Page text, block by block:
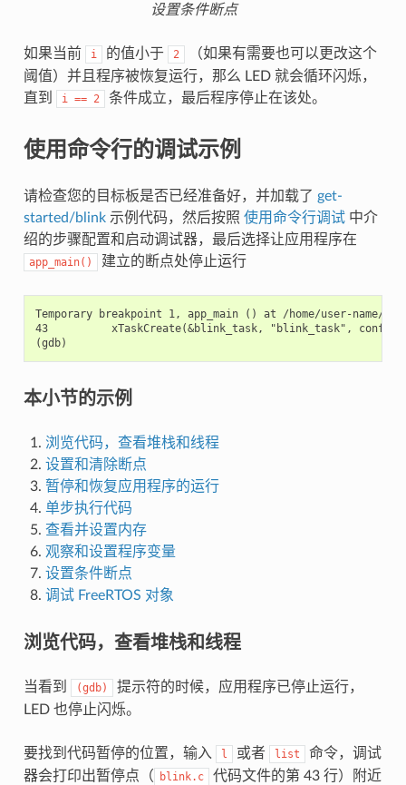
设置条件断点
如果当前 i 的值小于 2
（如果有需要也可以更改这个
阈值）并且程序被恢复运行，那么 LED 就会循环闪烁，
直到
i == 2 条件成立，最后程序停止在该处。
使用命令行的调试示例
请检查您的目标板是否已经准备好，并加载了 get-
started/blink示例代码，然后按照 使用命令行调试中介
绍的步骤配置和启动调试器，最后选择让应用程序在
app_main() 建立的断点处停止运行
Temporary breakpoint 1, app_main () at /home/user-name/
43          xTaskCreate(&blink_task, "blink_task",
本小节的示例
浏览代码，查看堆栈和线程
设置和清除断点
暂停和恢复应用程序的运行
单步执行代码
查看并设置内存
观察和设置程序变量
设置条件断点
调试 FreeRTOS 对象
浏览代码，查看堆栈和线程
当看到 (gdb)
提示符的时候，应用程序已停止运行，
LED 也停止闪烁。
要找到代码暂停的位置，输入 l 或者 list
命令，调试
器会打印出暂停点（
blink.c
代码文件的第 43 行）附近